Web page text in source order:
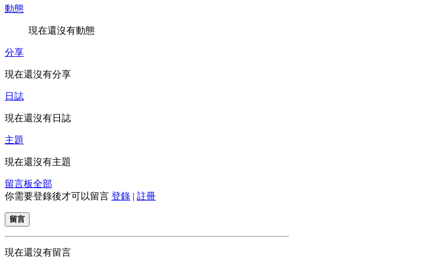
動態
現在還沒有動態
分享
現在還沒有分享
日誌
現在還沒有日誌
主題
現在還沒有主題
留言板全部
你需要登錄後才可以留言 登錄 | 註冊
留言
現在還沒有留言